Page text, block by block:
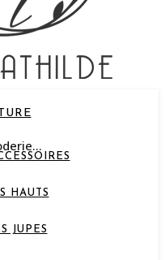
HAUTS
JUPES